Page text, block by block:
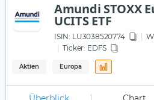
Amundi STOXX
UCITS ETF
ISIN: LU3038520774
Ticker: EDFS
Aktien Europa